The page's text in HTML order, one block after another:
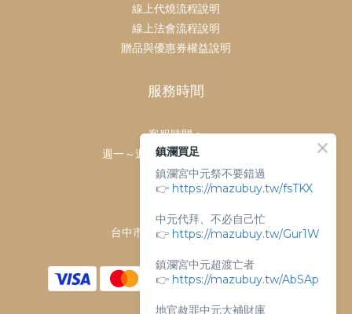
線上代燒流程說明
線上法會流程說明
贈品與優惠券權益說明
服務時間
客服時間：
週一～週日 上午9點～下午6點
客服電話：
04-26763688
門市地址：
台中市大甲區順天路238號
鎮瀾買足
鎮瀾宮中元祭不要錯過
👉 https://mazubuy.tw/fsTKX
中元代拜、不必自己忙
👉 https://mazubuy.tw/Gur1W
鎮瀾宮中元超渡亡者
👉 https://mazubuy.tw/AbSAp
地官赦罪中元大補財庫